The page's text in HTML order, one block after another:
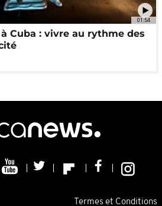
01:54
Cuba : vivre au rythme des
Termes et Conditions